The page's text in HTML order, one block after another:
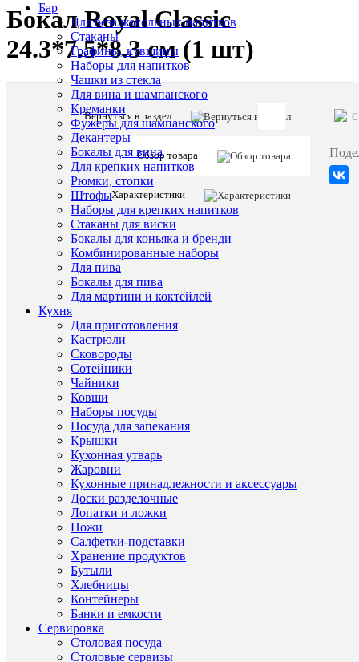
Бар
Для безалкогольных напитков
Стаканы
Графины, кувшины
Наборы для напитков
Чашки из стекла
Для вина и шампанского
Креманки
Фужеры для шампанского
Декантеры
Бокалы для вина
Для крепких напитков
Рюмки, стопки
Штофы
Наборы для крепких напитков
Стаканы для виски
Бокалы для коньяка и бренди
Комбинированные наборы
Для пива
Бокалы для пива
Для мартини и коктейлей
Кухня
Для приготовления
Кастрюли
Сковороды
Сотейники
Чайники
Ковши
Наборы посуды
Посуда для запекания
Крышки
Кухонная утварь
Жаровни
Кухонные принадлежности и аксессуары
Доски разделочные
Лопатки и ложки
Ножи
Салфетки-подставки
Хранение продуктов
Бутыли
Хлебницы
Контейнеры
Банки и емкости
Сервировка
Столовая посуда
Столовые сервизы
Бокал Royal Classic
24.3*7.5*8.3 см (1 шт)
Вернуться в раздел
Обзор товара
Характеристики
55331